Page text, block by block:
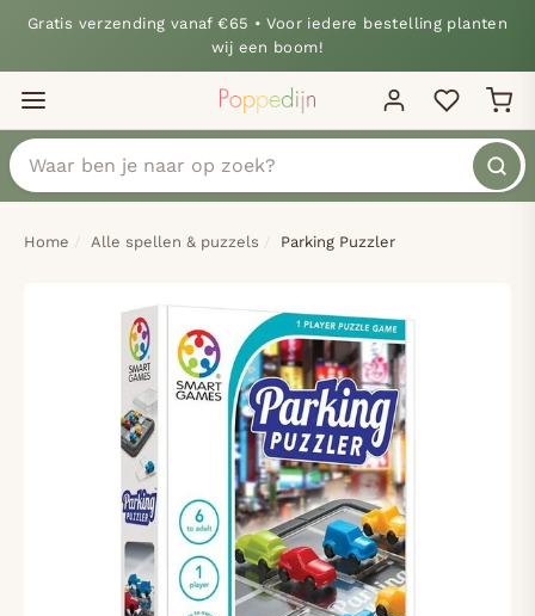
Gratis verzending vanaf €65 • Voor iedere bestelling planten
wij een boom!
Home Alle spellen & puzzels Parking Puzzler